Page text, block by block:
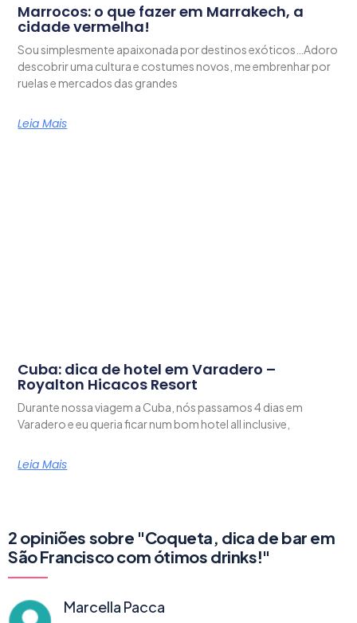
Marrocos: o que fazer em Marrakech, a
cidade vermelha!
Sou simplesmente apaixonada por destinos exóticos…Adoro
descobrir uma cultura e costumes novos, me embrenhar por
ruelas e mercados das grandes
Leia Mais
Cuba: dica de hotel em Varadero –
Royalton Hicacos Resort
Durante nossa viagem a Cuba, nós passamos 4 dias em
Varadero e eu queria ficar num bom hotel all inclusive,
Leia Mais
2 opiniões sobre "Coqueta, dica de bar em
São Francisco com ótimos drinks!"
Marcella Pacca